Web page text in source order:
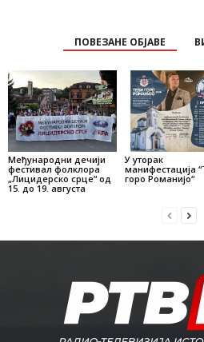
ПОВЕЗАНЕ ОБЈАВЕ
Међународни дечији
фестивал фолклора
„Лицидерско срце“ од
15. до 19. августа
У уторак
манифестација
горо Романијо“